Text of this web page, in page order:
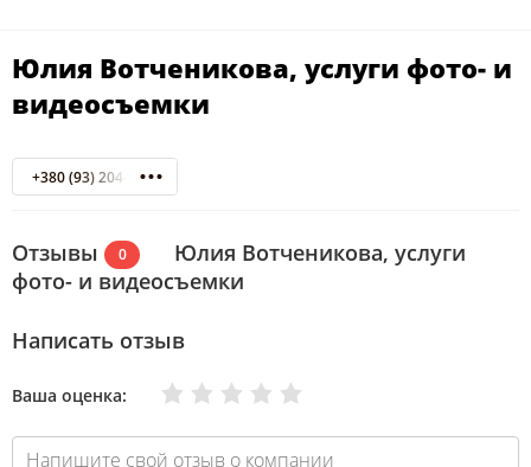
Юлия Вотченикова, услуги фото- и
видеосъемки
+380 (93) 204-69-54
Отзывы 0
Юлия Вотченикова, услуги
фото- и видеосъемки
Написать отзыв
Ваша оценка: Отлично
Хорошо
Нормально
Плохо
Очень плохо